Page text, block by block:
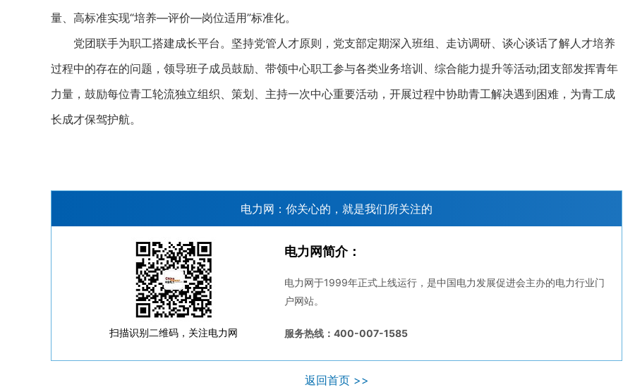
量、高标准实现“培养—评价—岗位适用”标准化。
党团联手为职工搭建成长平台。坚持党管人才原则，党支部定期深入班组、走访调研、谈心谈话了解人才培养
过程中的存在的问题，领导班子成员鼓励、带领中心职工参与各类业务培训、综合能力提升等活动;团支部发挥青年
力量，鼓励每位青工轮流独立组织、策划、主持一次中心重要活动，开展过程中协助青工解决遇到困难，为青工成
长成才保驾护航。
电力网：你关心的，就是我们所关注的
扫描识别二维码，关注电力网
电力网简介：
电力网于1999年正式上线运行，是中国电力发展促进会主办的电力行业门
户网站。
服务热线：400-007-1585
返回首页 >>